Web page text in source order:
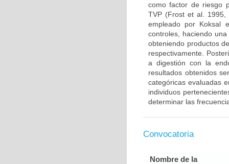
como factor de riesgo
TVP (Frost et al. 1995,
empleado por Koksal
controles, haciendo
obteniendo productos
respectivamente.
a digestión con la
resultados obtenidos
categóricas evaluadas
individuos
determinar las
Convocatoria
Nombre de la